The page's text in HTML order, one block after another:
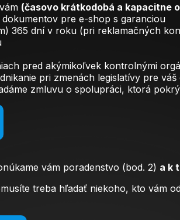
(časovo krátkodobá a kapacitne
pre e-shop s garanciou
365 dní v roku (pri reklamačných
pred akýmikoľvek kontrolnými
pri zmenách legislatívy pre váš
zmluvu o spolupráci, ktorá
vám poradenstvo (bod. 2) a k
treba hľadať niekoho, kto vám